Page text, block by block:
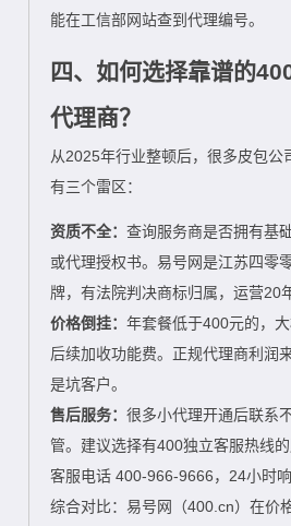
能在工信部网站查到代理编号。
四、如何选择靠谱的
代理商？
从2025年行业整顿后，很多皮包公
有三个雷区：
资质不全：查询服务商是否拥有基
或代理授权书。易号网是江苏四零
牌，有法院判决商标归属，运营20
价格倒挂：年套餐低于400元的，
后续加收功能费。正规代理商利润
是坑客户。
售后服务：很多小代理开通后联系
管。建议选择有400独立客服热线
客服电话 400-966-9666，24小时响
综合对比：易号网（400.cn）在价